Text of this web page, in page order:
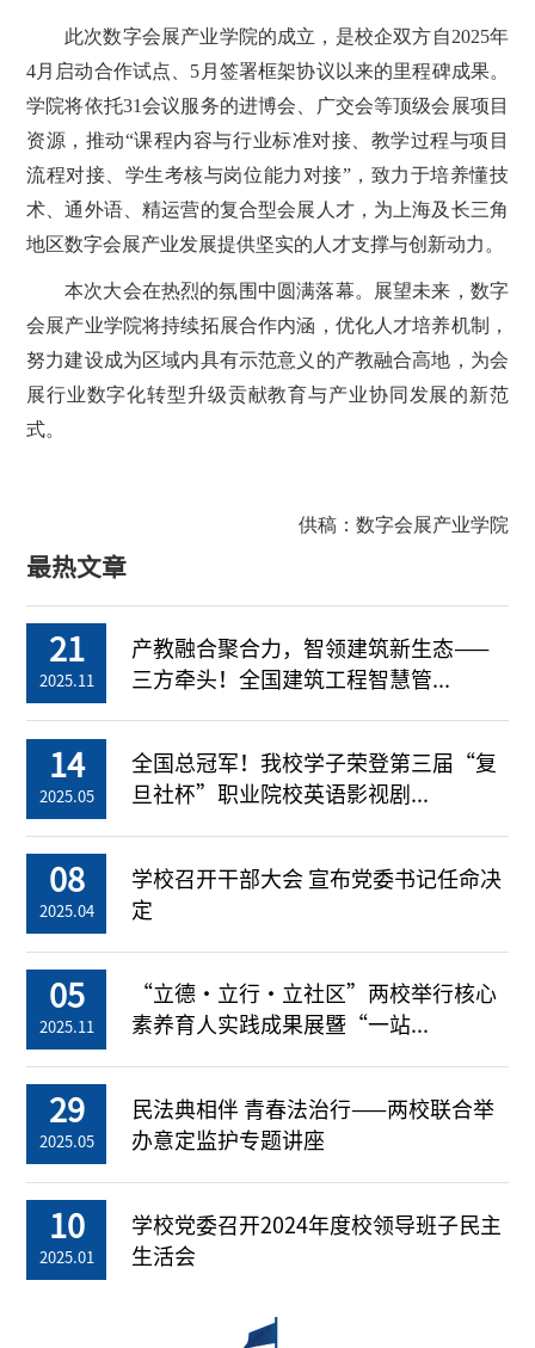
此次数字会展产业学院的成立，是校企双方自2025年
4月启动合作试点、5月签署框架协议以来的里程碑成果。
学院将依托31会议服务的进博会、广交会等顶级会展项目
资源，推动“课程内容与行业标准对接、教学过程与项目
流程对接、学生考核与岗位能力对接”，致力于培养懂技
术、通外语、精运营的复合型会展人才，为上海及长三角
地区数字会展产业发展提供坚实的人才支撑与创新动力。
本次大会在热烈的氛围中圆满落幕。展望未来，数字
会展产业学院将持续拓展合作内涵，优化人才培养机制，
努力建设成为区域内具有示范意义的产教融合高地，为会
展行业数字化转型升级贡献教育与产业协同发展的新范
式。
供稿：数字会展产业学院
最热文章
21
2025.11
产教融合聚合力，智领建筑新生态——
三方牵头！全国建筑工程智慧管...
14
2025.05
全国总冠军！我校学子荣登第三届“复
旦社杯”职业院校英语影视剧...
08
2025.04
学校召开干部大会 宣布党委书记任命决
定
05
2025.11
“立德・立行・立社区”两校举行核心
素养育人实践成果展暨“一站...
29
2025.05
民法典相伴 青春法治行——两校联合举
办意定监护专题讲座
10
2025.01
学校党委召开2024年度校领导班子民主
生活会